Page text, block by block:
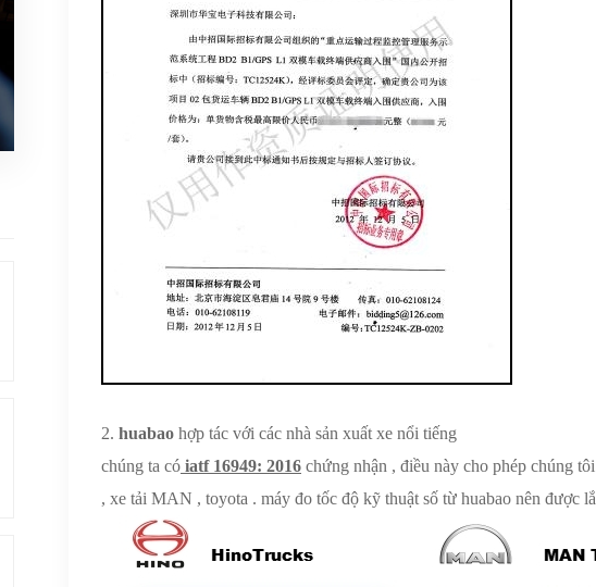
2. huabao hợp tác với các nhà sản xuất xe nổi tiếng
chúng ta có iatf 16949: 2016 chứng nhận , điều này cho phép chúng
, xe tải MAN , toyota . máy đo tốc độ kỹ thuật số từ huabao nên được